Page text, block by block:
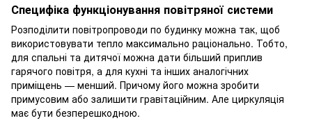
Специфіка функціонування повітряної системи
Розподілити повітропроводи по будинку можна так, щоб
використовувати тепло максимально раціонально. Тобто,
для спальні та дитячої можна дати більший приплив
гарячого повітря, а для кухні та інших аналогічних
приміщень — менший. Причому його можна зробити
примусовим або залишити гравітаційним. Але циркуляція
має бути безперешкодною.